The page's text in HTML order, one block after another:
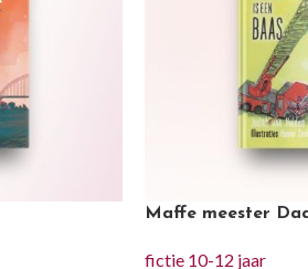
Maffe meester
fictie 10-12 jaar